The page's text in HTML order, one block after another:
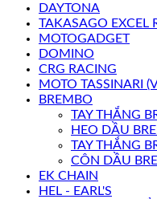
DAYTONA
TAKASAGO EXCEL
MOTOGADGET
DOMINO
CRG RACING
MOTO TASSINARI
BREMBO
TAY THẮNG
HEO DẦU
TAY THẮNG
CÔN DẦU
EK CHAIN
HEL - EARL'S